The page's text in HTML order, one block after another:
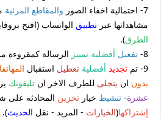
7- احتمالية اخفاء الصور
والمقاطع المرئية
مشاهداتها عبر تطبيق الواتساب (افتح
الطرق).
8- تفعيل أفضلية تمييز الرسالة كمقروءة
9- تم
تجديد أفضلية تعطيل استقبال
بدون ان يتجلى للطرف الاخر ان تليفونك
عشرة- تنشيط خيار تخزين المحادثه
إشتراكها(الخيارات - المزيد - نقل الحديث).